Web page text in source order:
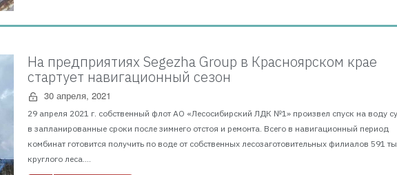
На предприятиях Segezha Group в Красноярском крае
стартует навигационный сезон
30 апреля, 2021
29 апреля 2021 г. собственный флот АО «Лесосибирский ЛДК №1» произвел спуск на воду
в запланированные сроки после зимнего отстоя и ремонта. Всего в навигационный период
комбинат готовится получить по воде от собственных лесозаготовительных филиалов 591
круглого леса....